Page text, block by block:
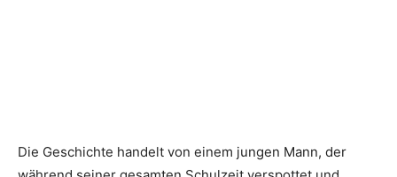
Die Geschichte handelt von einem jungen Mann, der